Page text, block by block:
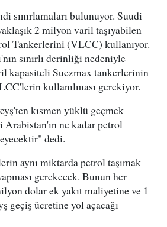
sınırlamaları bulunuyor. Suudi
2 milyon varil taşıyabilen
Tankerlerini (VLCC) kullanıyor.
sınırlı derinliği nedeniyle
kapasiteli Suezmax tankerlerinin
kullanılması gerekiyor.
kısmen yüklü geçmek
Arabistan'ın ne kadar petrol
dedi.
aynı miktarda petrol taşımak
gerekecek. Bunun her
dolar ek yakıt maliyetine ve 1
geçiş ücretine yol açacağı